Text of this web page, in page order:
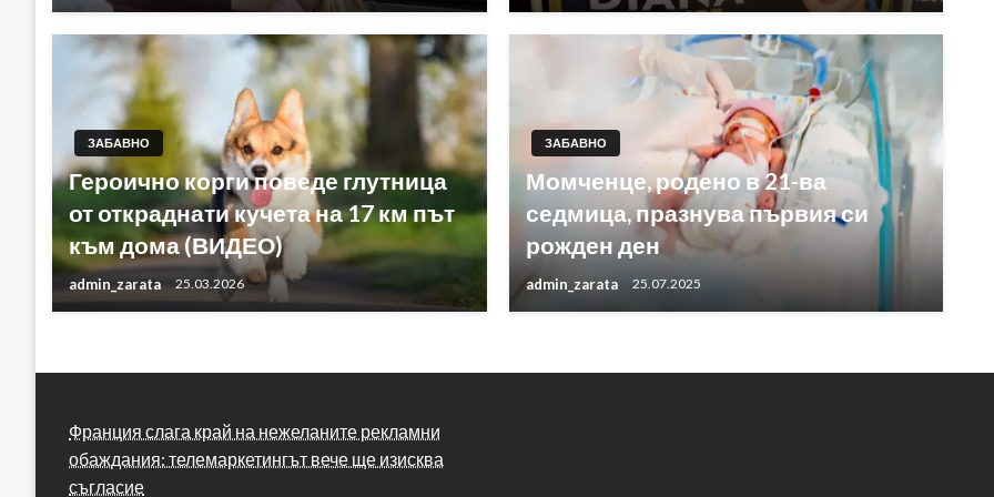
ЗАБАВНО
Героично корги поведе глутница
от откраднати кучета на 17 км път
към дома (ВИДЕО)
admin_zarata 25.03.2026
ЗАБАВНО
Момченце, родено в 21-ва
седмица, празнува първия си
рожден ден
admin_zarata 25.07.2025
Франция слага край на нежеланите рекламни
обаждания: телемаркетингът вече ще изисква
съгласие